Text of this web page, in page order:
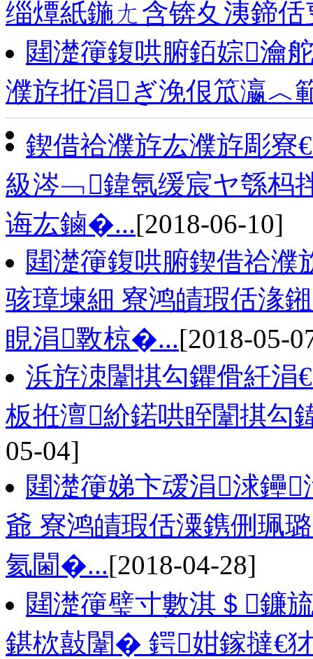
缁燂紙鍦ㄤ含锛夊洟鍗
閮濋箯鍑哄腑銆婃瀹
濮斿拰涓ぎ浼佷笟瀛︿
鍥借祫濮斿厷濮斿彫寮
級涔﹁鍏氬缓宸ヤ綔杩
诲厷鏀�...[2018-06-10]
閮濋箯鍑哄腑鍥借祫濮
骇璋堜細 寮鸿皟瑕佸湪
睍涓斁椋�...[2018-05-
浜斿洓闈掑勾鑺傦紝涓
板拰澶紒鍩哄眰闈掑
05-04]
閮濋箯娣卞叆涓浗鑸
爺 寮鸿皟瑕佸潥鎸侀珮
氦閫�...[2018-04-28]
閮濋箯璧寸數淇＄鐮
鍖栨敼闈� 鍔姏鎵撻€